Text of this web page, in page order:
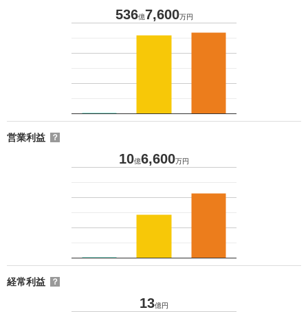
536億7,600万円
営業利益 ？
10億6,600万円
経常利益 ？
13億円